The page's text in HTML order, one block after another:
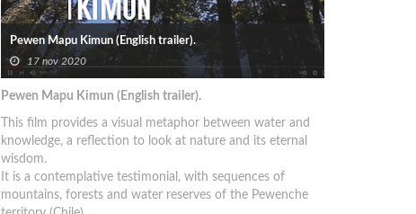
Pewen Mapu Kimun (English trailer).
17 nov 2020
Pewen Mapu Kimun (English trailer).
This film provides a visual metaphor between water and
knowledge, a reflection to look at nature and its eternal
wisdom.
It is a contemplative testimonial, with sequences of
mountains, forests and water reserves of the Pewenche